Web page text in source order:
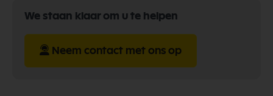
We staan klaar om u te helpen
Neem contact met ons op